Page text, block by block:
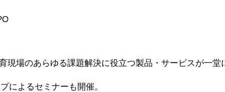
現場のあらゆる課題解決に役立つ製品・サービスが一堂
によるセミナーも開催。